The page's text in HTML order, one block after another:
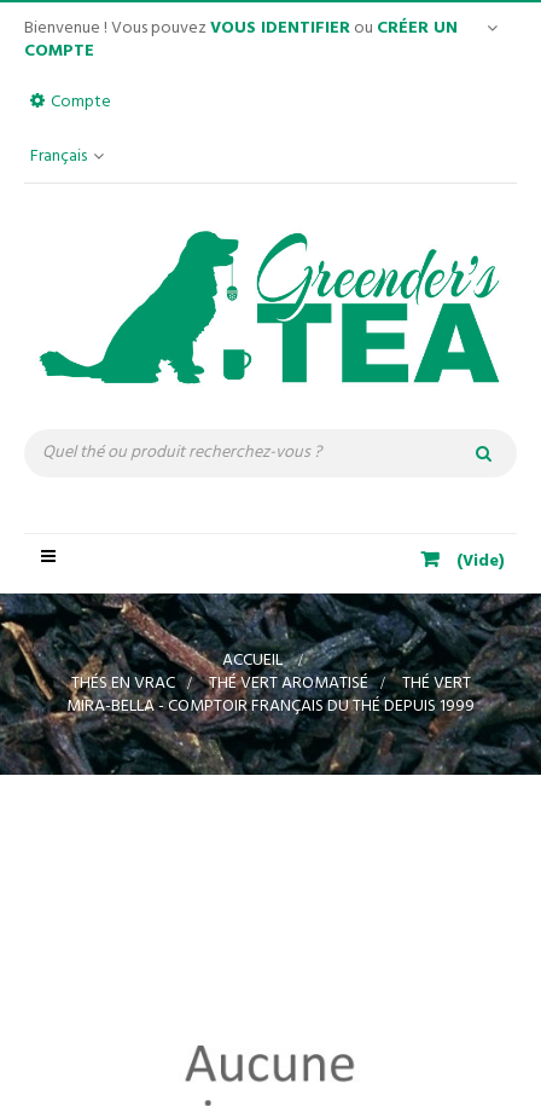
Bienvenue ! Vous pouvezVOUS IDENTIFIERou CRÉER UN
COMPTE
Compte
Français
(Vide)
Basculer
navigation
ACCUEIL >
THÉS EN VRAC > THÉ VERT AROMATISÉ > THÉ VERT
MIRA-BELLA - COMPTOIR FRANÇAIS DU THÉ DEPUIS 1999